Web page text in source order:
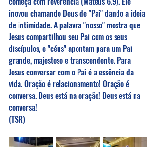
inovou chamando Deus de "Pai" dando a ideia
de intimidade. A palavra "nosso" mostra que
Jesus compartilhou seu Pai com os seus
discípulos, e "céus" apontam para um Pai
grande, majestoso e transcendente. Para
Jesus conversar com o Pai é a essência da
vida. Oração é relacionamento! Oração é
conversa. Deus está na oração! Deus está na
conversa!
(TSR)